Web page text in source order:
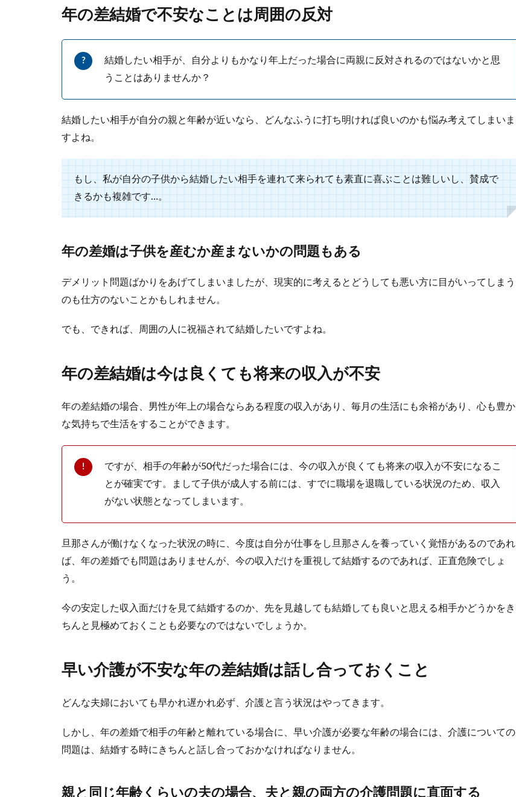
婚約のお祝いは何が良い？友達が喜んでくれるプレゼント
プリンセスラインのドレスにはどのようなブーケが似合うのでしょうか？いくつかおすすめがあ
りますが、花嫁...
ステンレスの指輪のメリット・デメリットについてご紹介
のにした...
友人代表のスピーチで新婦を感動させる内容にするなら
年の差結婚で不安なことは周囲の反対
結婚したい相手が、自分よりもかなり年上だった場合に両親に反対されるのではないかと思
うことはありませんか？
結婚したい相手が自分の親と年齢が近いなら、どんなふうに打ち明ければ良いのかも悩み考えてしまいま
すよね。
もし、私が自分の子供から結婚したい相手を連れて来られても素直に喜ぶことは難しいし、賛成で
きるかも複雑です…。
年の差婚は子供を産むか産まないかの問題もある
デメリット問題ばかりをあげてしまいましたが、現実的に考えるとどうしても悪い方に目がいってしまう
のも仕方のないことかもしれません。
でも、できれば、周囲の人に祝福されて結婚したいですよね。
年の差結婚は今は良くても将来の収入が不安
年の差結婚の場合、男性が年上の場合ならある程度の収入があり、毎月の生活にも余裕があり、心も豊か
な気持ちで生活をすることができます。
ですが、相手の年齢が50代だった場合には、今の収入が良くても将来の収入が不安になるこ
とが確実です。まして子供が成人する前には、すでに職場を退職している状況のため、収入
がない状態となってしまいます。
旦那さんが働けなくなった状況の時に、今度は自分が仕事をし旦那さんを養っていく覚悟があるのであれ
ば、年の差婚でも問題はありませんが、今の収入だけを重視して結婚するのであれば、正直危険でしょ
う。
今の安定した収入面だけを見て結婚するのか、先を見越しても結婚しても良いと思える相手かどうかをき
ちんと見極めておくことも必要なのではないでしょうか。
早い介護が不安な年の差結婚は話し合っておくこと
どんな夫婦においても早かれ遅かれ必ず、介護と言う状況はやってきます。
しかし、年の差婚で相手の年齢と離れている場合に、早い介護が必要な年齢の場合には、介護についての
問題は、結婚する時にきちんと話し合っておかなければなりません。
親と同じ年齢くらいの夫の場合、夫と親の両方の介護問題に直面する